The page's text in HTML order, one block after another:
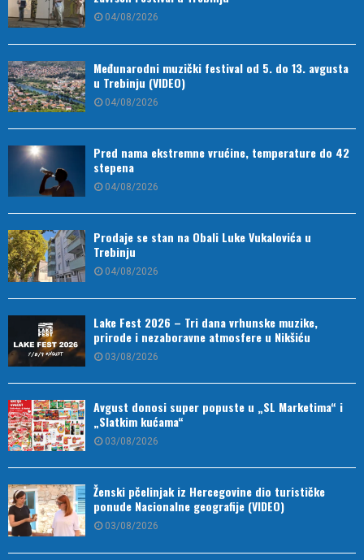
04/08/2026
Međunarodni muzički festival od 5. do 13. avgusta
u Trebinju (VIDEO)
04/08/2026
Pred nama ekstremne vrućine, temperature do 42
stepena
04/08/2026
Prodaje se stan na Obali Luke Vukalovića u
Trebinju
04/08/2026
Lake Fest 2026 – Tri dana vrhunske muzike,
prirode i nezaboravne atmosfere u Nikšiću
03/08/2026
Avgust donosi super popuste u „SL Marketima“ i
„Slatkim kućama“
03/08/2026
Ženski pčelinjak iz Hercegovine dio turističke
ponude Nacionalne geografije (VIDEO)
03/08/2026